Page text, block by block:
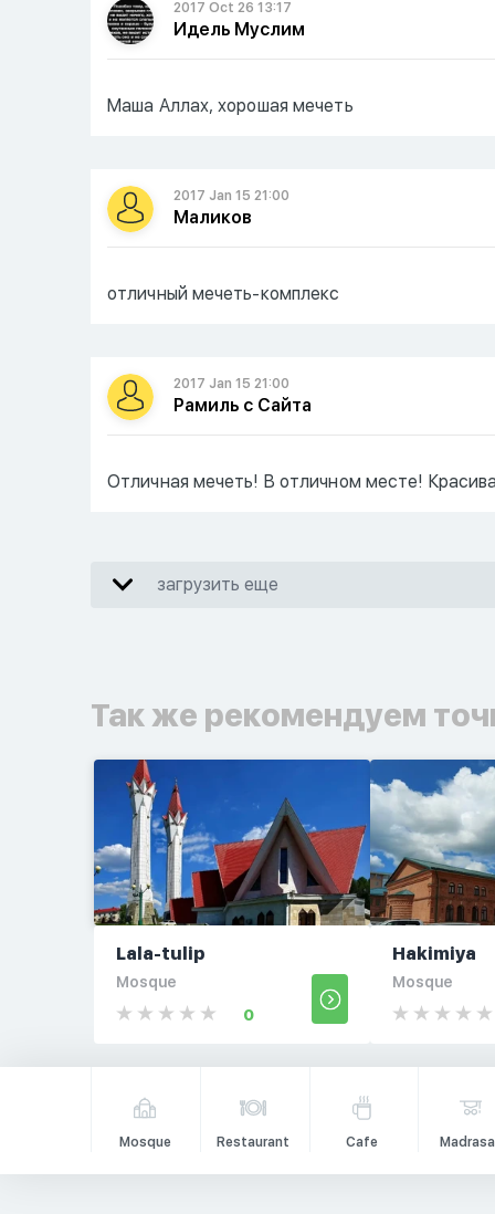
2017 Oct 26 13:17
Идель Муслим
Маша Аллах, хорошая мечеть
2017 Jan 15 21:00
Маликов
отличный мечеть-комплекс
2017 Jan 15 21:00
Рамиль с Сайта
Отличная мечеть! В отличном месте!
загрузить еще
Так же рекомендуем
Lala-tulip
Mosque
0
Hakimiya
Mosque
Mosque Restaurant Cafe